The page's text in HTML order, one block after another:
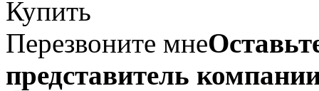
Купить
Перезвоните мне
представитель